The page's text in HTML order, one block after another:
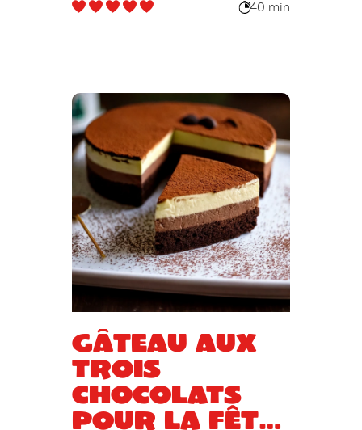
40 min
Gâteau aux
trois
chocolats
pour la Fête